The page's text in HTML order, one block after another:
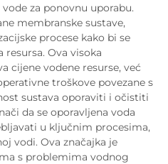
za ponovnu uporabu.
membranske sustave,
procese kako bi se
Ova visoka
cijene vodene resurse, već
troškove povezane s
sustava oporaviti i očistiti
da se oporavljena voda
u ključnim procesima,
vodi. Ova značajka je
s problemima vodnog